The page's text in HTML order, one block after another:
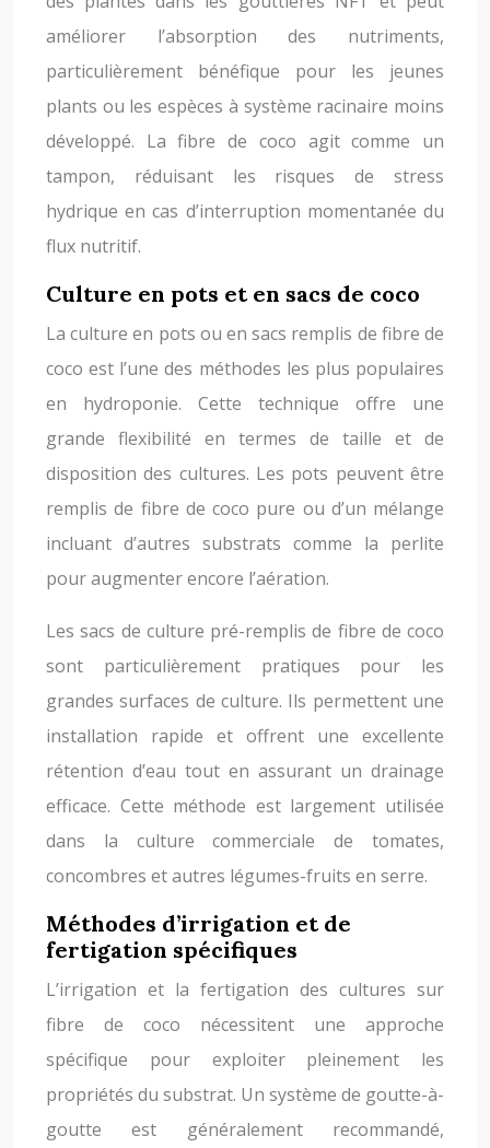
améliorer l’absorption des nutriments,
particulièrement bénéfique pour les jeunes
plants ou les espèces à système racinaire moins
développé. La fibre de coco agit comme un
tampon, réduisant les risques de stress
hydrique en cas d’interruption momentanée du
flux nutritif.
Culture en pots et en sacs de coco
La culture en pots ou en sacs remplis de fibre de
coco est l’une des méthodes les plus populaires
en hydroponie. Cette technique offre une
grande flexibilité en termes de taille et de
disposition des cultures. Les pots peuvent être
remplis de fibre de coco pure ou d’un mélange
incluant d’autres substrats comme la perlite
pour augmenter encore l’aération.
Les sacs de culture pré-remplis de fibre de coco
sont particulièrement pratiques pour les
grandes surfaces de culture. Ils permettent une
installation rapide et offrent une excellente
rétention d’eau tout en assurant un drainage
efficace. Cette méthode est largement utilisée
dans la culture commerciale de tomates,
concombres et autres légumes-fruits en serre.
Méthodes d’irrigation et de
fertigation spécifiques
L’irrigation et la fertigation des cultures sur
fibre de coco nécessitent une approche
spécifique pour exploiter pleinement les
propriétés du substrat. Un système de goutte-à-
goutte est généralement recommandé,